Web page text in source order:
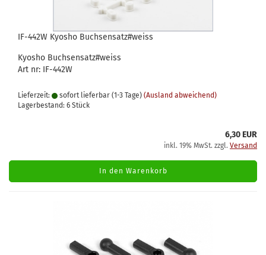
IF-442W Kyosho Buchsensatz#weiss
Kyosho Buchsensatz#weiss
Art nr: IF-442W
Lieferzeit: sofort lieferbar (1-3 Tage) (Ausland abweichend)
Lagerbestand: 6 Stück
6,30 EUR
inkl. 19% MwSt. zzgl. Versand
In den Warenkorb